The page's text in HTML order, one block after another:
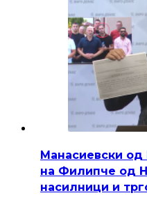
Манасиевски
на Филипче од
насилници и